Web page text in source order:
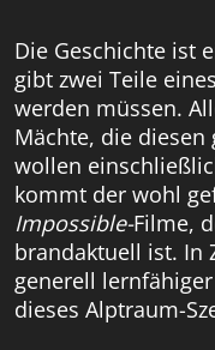
Die Geschichte ist
gibt zwei Teile
werden müssen.
Mächte, die diesen
wollen
kommt der wohl
Impossible-Filme,
brandaktuell ist. In
generell
dieses Alptraum-